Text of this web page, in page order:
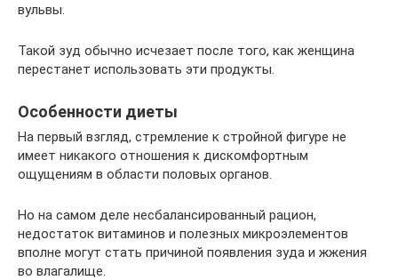
вульвы.
Такой зуд обычно исчезает после того, как женщина
перестанет использовать эти продукты.
Особенности диеты
На первый взгляд, стремление к стройной фигуре не
имеет никакого отношения к дискомфортным
ощущениям в области половых органов.
Но на самом деле несбалансированный рацион,
недостаток витаминов и полезных микроэлементов
вполне могут стать причиной появления зуда и жжения
во влагалище.